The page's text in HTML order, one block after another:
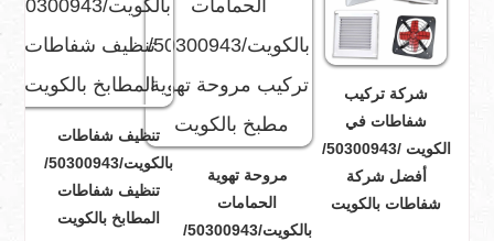
شركة تركيب
شفاطات في
الكويت /50300943/
أفضل شركة
شفاطات بالكويت
مروحة تهوية
الحمامات
بالكويت/50300943/
تنظيف شفاطات
بالكويت/50300943/
تنظيف شفاطات
المطابخ بالكويت